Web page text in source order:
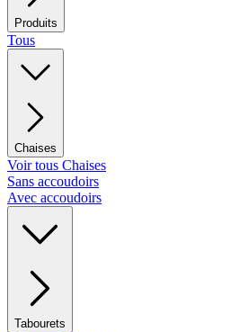
Produits
Tous
Chaises
Voir tous Chaises
Sans accoudoirs
Avec accoudoirs
Tabourets